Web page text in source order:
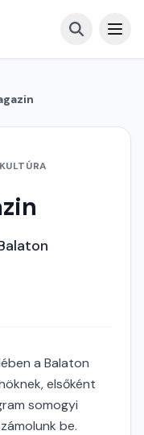
a Balaton
elsőként
somogyi
be.